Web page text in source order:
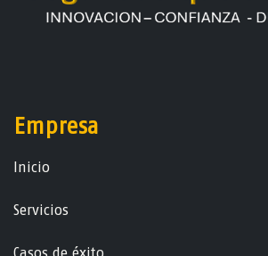
Empresa
Ini​ci​o
Servicios